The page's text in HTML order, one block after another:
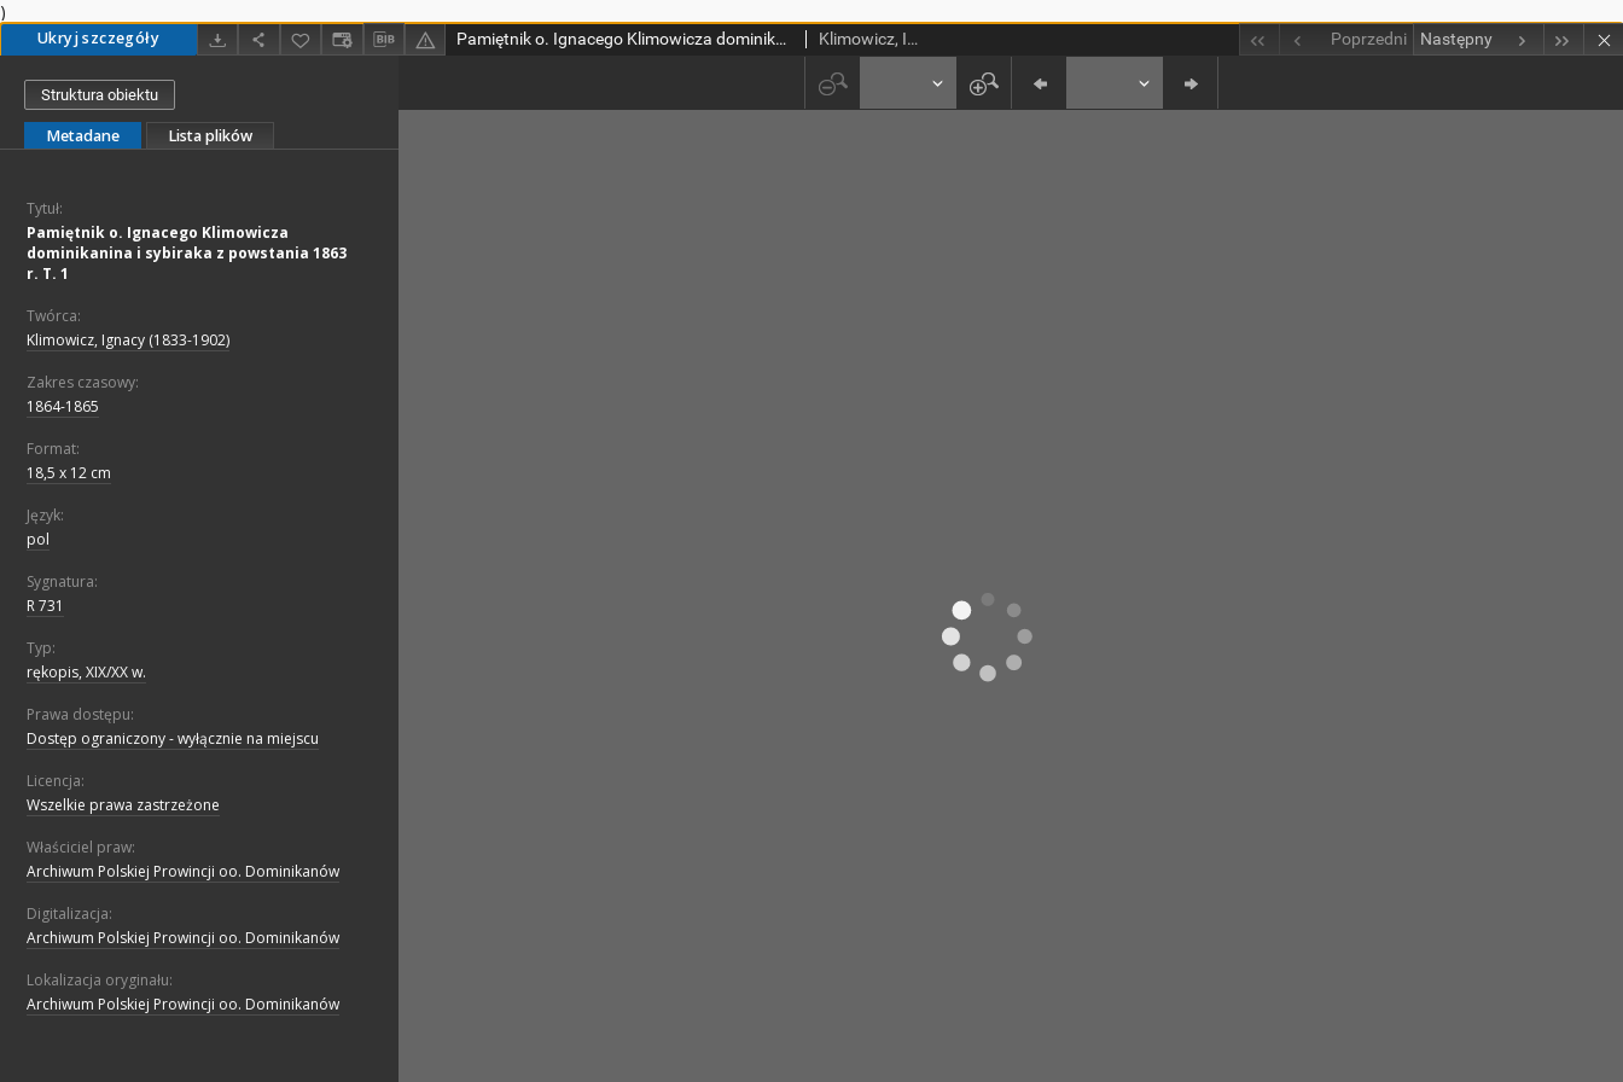
)
Ukryj szczegóły Pamiętnik o. Ignacego Klimowicza dominikanina i sybiraka z powstania 1863 r. T. 1 Klimowicz, Ignacy (1833-1902) Poprzedni Następny
Struktura obiektu
Metadane Lista plików
Tytuł:
Pamiętnik o. Ignacego Klimowicza
dominikanina i sybiraka z powstania 1863
r. T. 1
Twórca:
Klimowicz, Ignacy (1833-1902)
Zakres czasowy:
1864-1865
Format:
18,5 x 12 cm
Język:
pol
Sygnatura:
R 731
Typ:
rękopis, XIX/XX w.
Prawa dostępu:
Dostęp ograniczony - wyłącznie na miejscu
Licencja:
Wszelkie prawa zastrzeżone
Właściciel praw:
Archiwum Polskiej Prowincji oo. Dominikanów
Digitalizacja:
Archiwum Polskiej Prowincji oo. Dominikanów
Lokalizacja oryginału:
Archiwum Polskiej Prowincji oo. Dominikanów